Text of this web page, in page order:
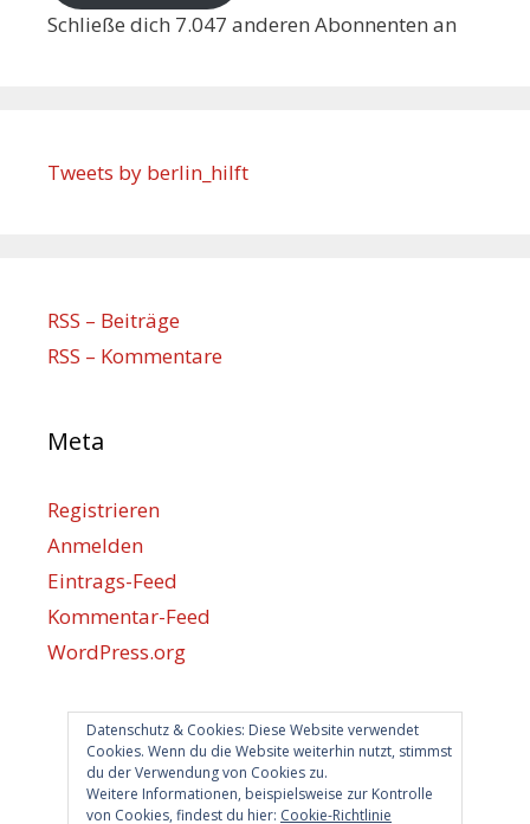
Schließe dich 7.047 anderen Abonnenten an
Datenschutz & Cookies: Diese Website verwendet
Cookies. Wenn du die Website weiterhin nutzt, stimmst
du der Verwendung von Cookies zu.
Weitere Informationen, beispielsweise zur Kontrolle
von Cookies, findest du hier: Cookie-Richtlinie
Tweets by berlin_hilft
RSS – Beiträge
RSS – Kommentare
Meta
Registrieren
Anmelden
Eintrags-Feed
Kommentar-Feed
WordPress.org
Berlin hilft
info@berlin-hilft.com